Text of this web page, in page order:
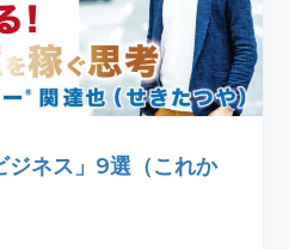
ジネス」9選（これか